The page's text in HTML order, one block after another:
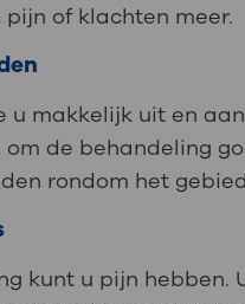
pijn of klachten meer.
u makkelijk uit en
de behandeling
rondom het
kunt u pijn